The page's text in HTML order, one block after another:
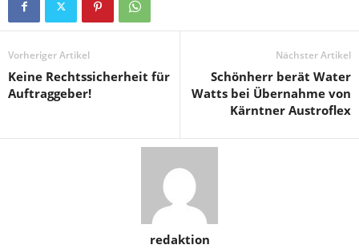
Vorheriger Artikel
Keine Rechtssicherheit für
Auftraggeber!
Nächster Artikel
Schönherr berät Water
Watts bei Übernahme von
Kärntner Austroflex
redaktion